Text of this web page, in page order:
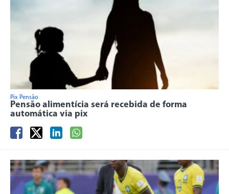
Pix Pensão
Pensão alimentícia será recebida de forma
automática via pix